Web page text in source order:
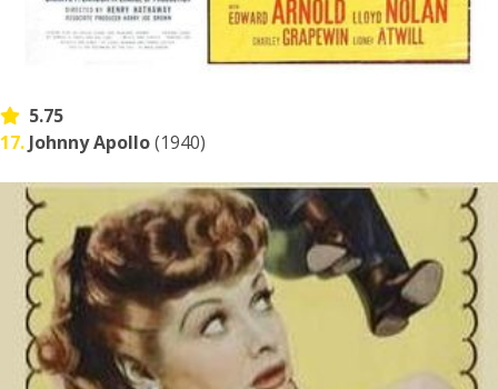
5.75
17. Johnny Apollo(1940)